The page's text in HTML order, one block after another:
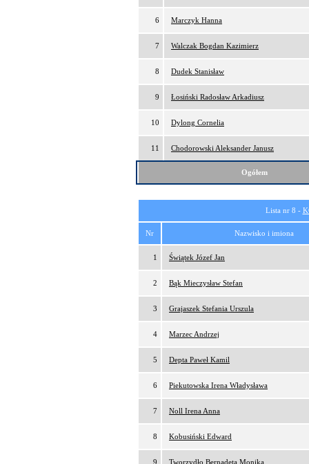
6 Marczyk Hanna
7 Walczak Bogdan Kazimierz
8 Dudek Stanisław
9 Łosiński Radosław Arkadiusz
10 Dylong Cornelia
11 Chodorowski Aleksander Janusz
Ogółem
Lista nr 8 -
Nr Nazwisko i imiona
1 Świątek Józef Jan
2 Bąk Mieczysław Stefan
3 Grajaszek Stefania Urszula
4 Marzec Andrzej
5 Depta Paweł Kamil
6 Piekutowska Irena Władysława
7 Noll Irena Anna
8 Kobusiński Edward
9 Tworzydło Bernadeta Monika